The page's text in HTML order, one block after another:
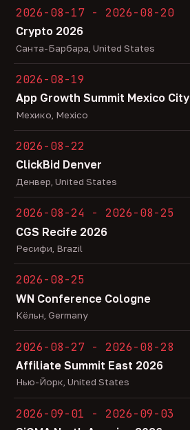
2026-08-17 - 2026-08-20
Crypto 2026
Санта-Барбара, United States
2026-08-19
App Growth Summit Mexico City
Мехико, Mexico
2026-08-22
ClickBid Denver
Денвер, United States
2026-08-24 - 2026-08-25
CGS Recife 2026
Ресифи, Brazil
2026-08-25
WN Conference Cologne
Кёльн, Germany
2026-08-27 - 2026-08-28
Affiliate Summit East 2026
Нью-Йорк, United States
2026-09-01 - 2026-09-03